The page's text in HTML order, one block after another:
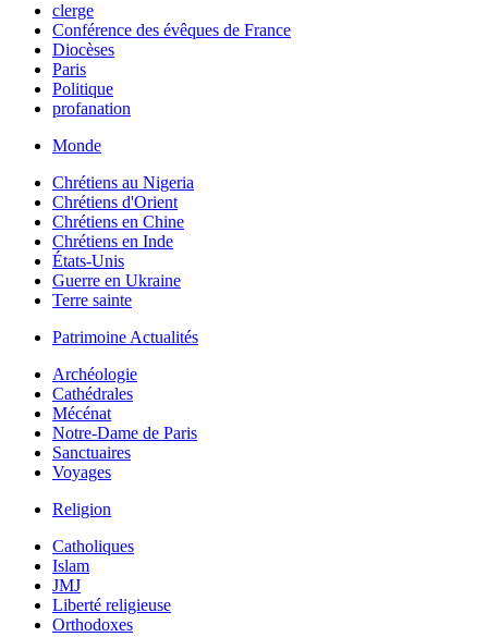
clerge
Conférence des évêques de France
Diocèses
Paris
Politique
profanation
Monde
Chrétiens au Nigeria
Chrétiens d'Orient
Chrétiens en Chine
Chrétiens en Inde
États-Unis
Guerre en Ukraine
Terre sainte
Patrimoine Actualités
Archéologie
Cathédrales
Mécénat
Notre-Dame de Paris
Sanctuaires
Voyages
Religion
Catholiques
Islam
JMJ
Liberté religieuse
Orthodoxes